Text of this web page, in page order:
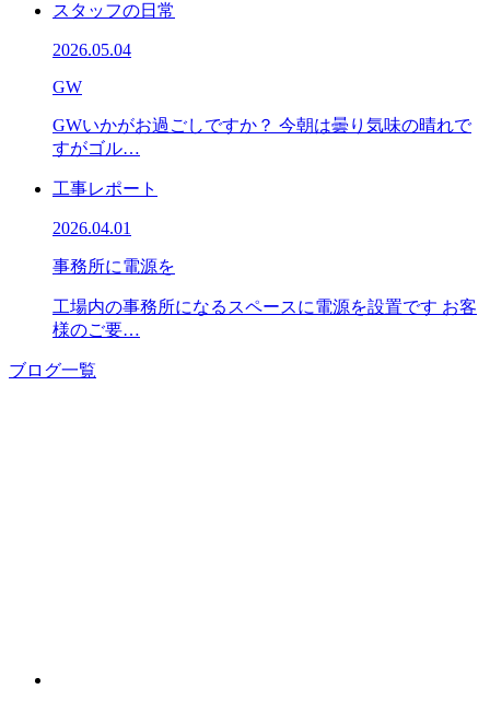
スタッフの日常
2026.05.04
GW
GWいかがお過ごしですか？ 今朝は曇り気味の晴れで
すがゴル…
工事レポート
2026.04.01
事務所に電源を
工場内の事務所になるスペースに電源を設置です お客
様のご要…
ブログ一覧